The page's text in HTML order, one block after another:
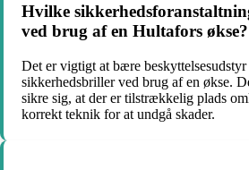
Hvilke
ved brug af en Hultafors økse?
Det er vigtigt at bære
sikkerhedsbriller ved brug af en økse.
sikre sig, at der er tilstrækkelig plads
korrekt teknik for at undgå skader.